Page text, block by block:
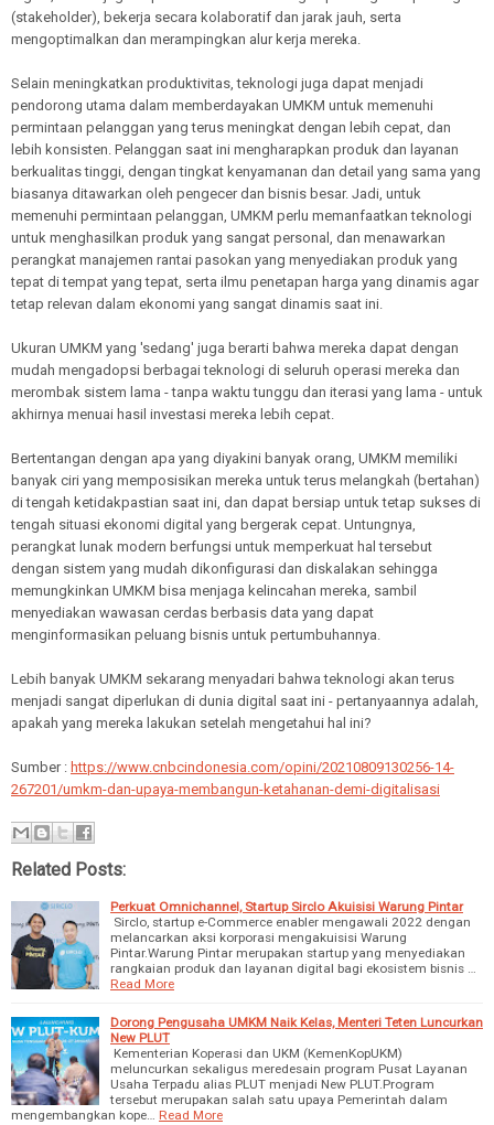
(stakeholder), bekerja secara kolaboratif dan jarak jauh, serta
mengoptimalkan dan merampingkan alur kerja mereka.
Selain meningkatkan produktivitas, teknologi juga dapat menjadi
pendorong utama dalam memberdayakan UMKM untuk memenuhi
permintaan pelanggan yang terus meningkat dengan lebih cepat, dan
lebih konsisten. Pelanggan saat ini mengharapkan produk dan layanan
berkualitas tinggi, dengan tingkat kenyamanan dan detail yang sama yang
biasanya ditawarkan oleh pengecer dan bisnis besar. Jadi, untuk
memenuhi permintaan pelanggan, UMKM perlu memanfaatkan teknologi
untuk menghasilkan produk yang sangat personal, dan menawarkan
perangkat manajemen rantai pasokan yang menyediakan produk yang
tepat di tempat yang tepat, serta ilmu penetapan harga yang dinamis agar
tetap relevan dalam ekonomi yang sangat dinamis saat ini.
Ukuran UMKM yang 'sedang' juga berarti bahwa mereka dapat dengan
mudah mengadopsi berbagai teknologi di seluruh operasi mereka dan
merombak sistem lama - tanpa waktu tunggu dan iterasi yang lama - untuk
akhirnya menuai hasil investasi mereka lebih cepat.
Bertentangan dengan apa yang diyakini banyak orang, UMKM memiliki
banyak ciri yang memposisikan mereka untuk terus melangkah (bertahan)
di tengah ketidakpastian saat ini, dan dapat bersiap untuk tetap sukses di
tengah situasi ekonomi digital yang bergerak cepat. Untungnya,
perangkat lunak modern berfungsi untuk memperkuat hal tersebut
dengan sistem yang mudah dikonfigurasi dan diskalakan sehingga
memungkinkan UMKM bisa menjaga kelincahan mereka, sambil
menyediakan wawasan cerdas berbasis data yang dapat
menginformasikan peluang bisnis untuk pertumbuhannya.
Lebih banyak UMKM sekarang menyadari bahwa teknologi akan terus
menjadi sangat diperlukan di dunia digital saat ini - pertanyaannya adalah,
apakah yang mereka lakukan setelah mengetahui hal ini?
Sumber : https://www.cnbcindonesia.com/opini/20210809130256-14-
267201/umkm-dan-upaya-membangun-ketahanan-demi-digitalisasi
Related Posts:
Perkuat Omnichannel, Startup Sirclo Akuisisi Warung Pintar
Sirclo, startup e-Commerce enabler mengawali 2022 dengan
melancarkan aksi korporasi mengakuisisi Warung
Pintar.Warung Pintar merupakan startup yang menyediakan
rangkaian produk dan layanan digital bagi ekosistem bisnis …
Read More
Dorong Pengusaha UMKM Naik Kelas, Menteri Teten Luncurkan
New PLUT
Kementerian Koperasi dan UKM (KemenKopUKM)
meluncurkan sekaligus meredesain program Pusat Layanan
Usaha Terpadu alias PLUT menjadi New PLUT.Program
tersebut merupakan salah satu upaya Pemerintah dalam
mengembangkan kope… Read More